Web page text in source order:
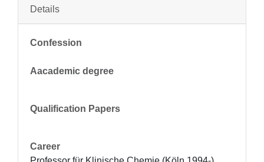
Details
Confession
Aacademic degree
Qualification Papers
Career